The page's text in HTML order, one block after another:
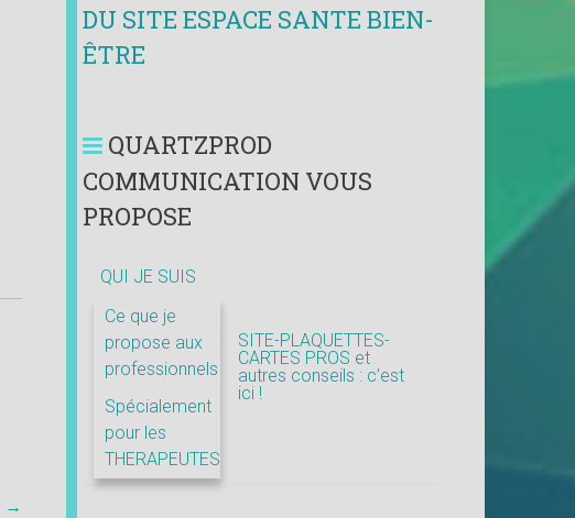
→
DU SITE ESPACE SANTE BIEN-
ÊTRE
QUARTZPROD
COMMUNICATION VOUS
PROPOSE
QUI JE SUIS
Ce que je
propose aux
professionnels
Spécialement
pour les
THERAPEUTES
SITE-PLAQUETTES-
CARTES PROS et
autres conseils : c’est
ici !